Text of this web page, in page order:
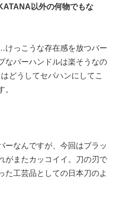
以外の何物でもな
っこうな存在感を放つバー
なバーハンドルは楽そうなの
どうしてセパハンにしてこ
。
ーなんですが、今回はブラッ
がまたカッコイイ。刀の刃で
た工芸品としての日本刀のよ